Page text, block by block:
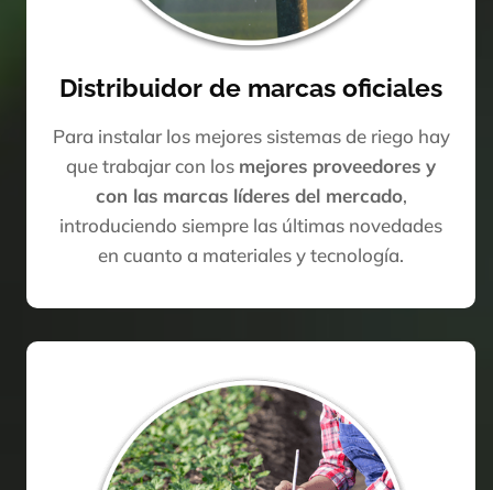
Distribuidor de marcas oficiales
Para instalar los mejores sistemas de riego hay
que trabajar con los mejores proveedores y
con las marcas líderes del mercado,
introduciendo siempre las últimas novedades
en cuanto a materiales y tecnología.